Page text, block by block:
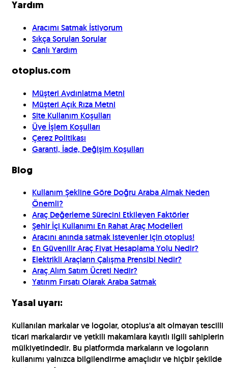
Yardım
Aracımı Satmak İstiyorum
Sıkça Sorulan Sorular
Canlı Yardım
otoplus.com
Müşteri Aydınlatma Metni
Müşteri Açık Rıza Metni
Site Kullanım Koşulları
Üye İşlem Koşulları
Çerez Politikası
Garanti, İade, Değişim Koşulları
Blog
Kullanım Şekline Göre Doğru Araba Almak Neden
Önemli?
Araç Değerleme Sürecini Etkileyen Faktörler
Şehir İçi Kullanımı En Rahat Araç Modelleri
Aracını anında satmak isteyenler için otoplus!
En Güvenilir Araç Fiyat Hesaplama Yolu Nedir?
Elektrikli Araçların Çalışma Prensibi Nedir?
Araç Alım Satım Ücreti Nedir?
Yatırım Fırsatı Olarak Araba Satmak
Yasal uyarı:
Kullanılan markalar ve logolar, otoplus'a ait olmayan tescilli
ticari markalardır ve yetkili makamlara kayıtlı ilgili sahiplerin
mülkiyetindedir. Bu platformda markaların ve logoların
kullanımı yalnızca bilgilendirme amaçlıdır ve hiçbir şekilde